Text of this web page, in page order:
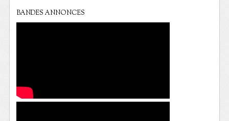
BANDES ANNONCES